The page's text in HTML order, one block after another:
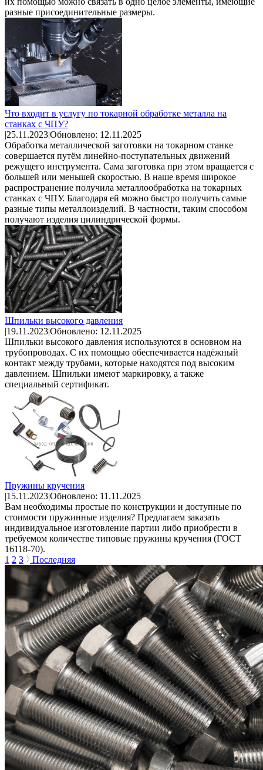
разные присоединительные размеры.
Что входит в услугу по токарной обработке металла на
станках с ЧПУ?
|25.11.2023|Обновлено: 12.11.2025
Обработка металлической заготовки на токарном станке
совершается путём линейно-поступательных движений
режущего инструмента. Сама заготовка при этом вращается с
большей или меньшей скоростью. В наше время широкое
распространение получила металлообработка на токарных
станках с ЧПУ. Благодаря ей можно быстро получить самые
разные типы металлоизделий. В частности, таким способом
получают изделия цилиндрической формы.
Шпильки высокого давления
|19.11.2023|Обновлено: 12.11.2025
Шпильки высокого давления используются в основном на
трубопроводах. С их помощью обеспечивается надёжный
контакт между трубами, которые находятся под высоким
давлением. Шпильки имеют маркировку, а также
специальный сертификат.
Пружины кручения
|15.11.2023|Обновлено: 11.11.2025
Вам необходимы простые по конструкции и доступные по
стоимости пружинные изделия? Предлагаем заказать
индивидуальное изготовление партии либо приобрести в
требуемом количестве типовые пружины кручения (ГОСТ
16118-70).
1 2 3 Последняя